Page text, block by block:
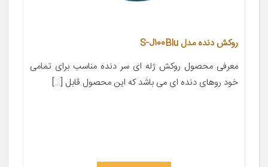
روکش دنده مدل S-J100Blu
معرفی محصول روکش ژله ای سر دنده مناسب برای تمامی
خود روهای دنده ای می باشد که این محصول قابل […]